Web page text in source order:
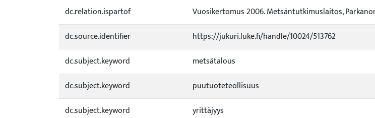
dc.relation.ispartof
Vuosikertomus 2006. Metsäntutkimuslaitos,
dc.source.identifier
https://jukuri.luke.fi/handle/10024/513762
dc.subject.keyword
metsätalous
dc.subject.keyword
puutuoteteollisuus
dc.subject.keyword
yrittäjyys